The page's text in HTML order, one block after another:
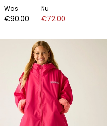
Was
€90.00
Nu
€72.00